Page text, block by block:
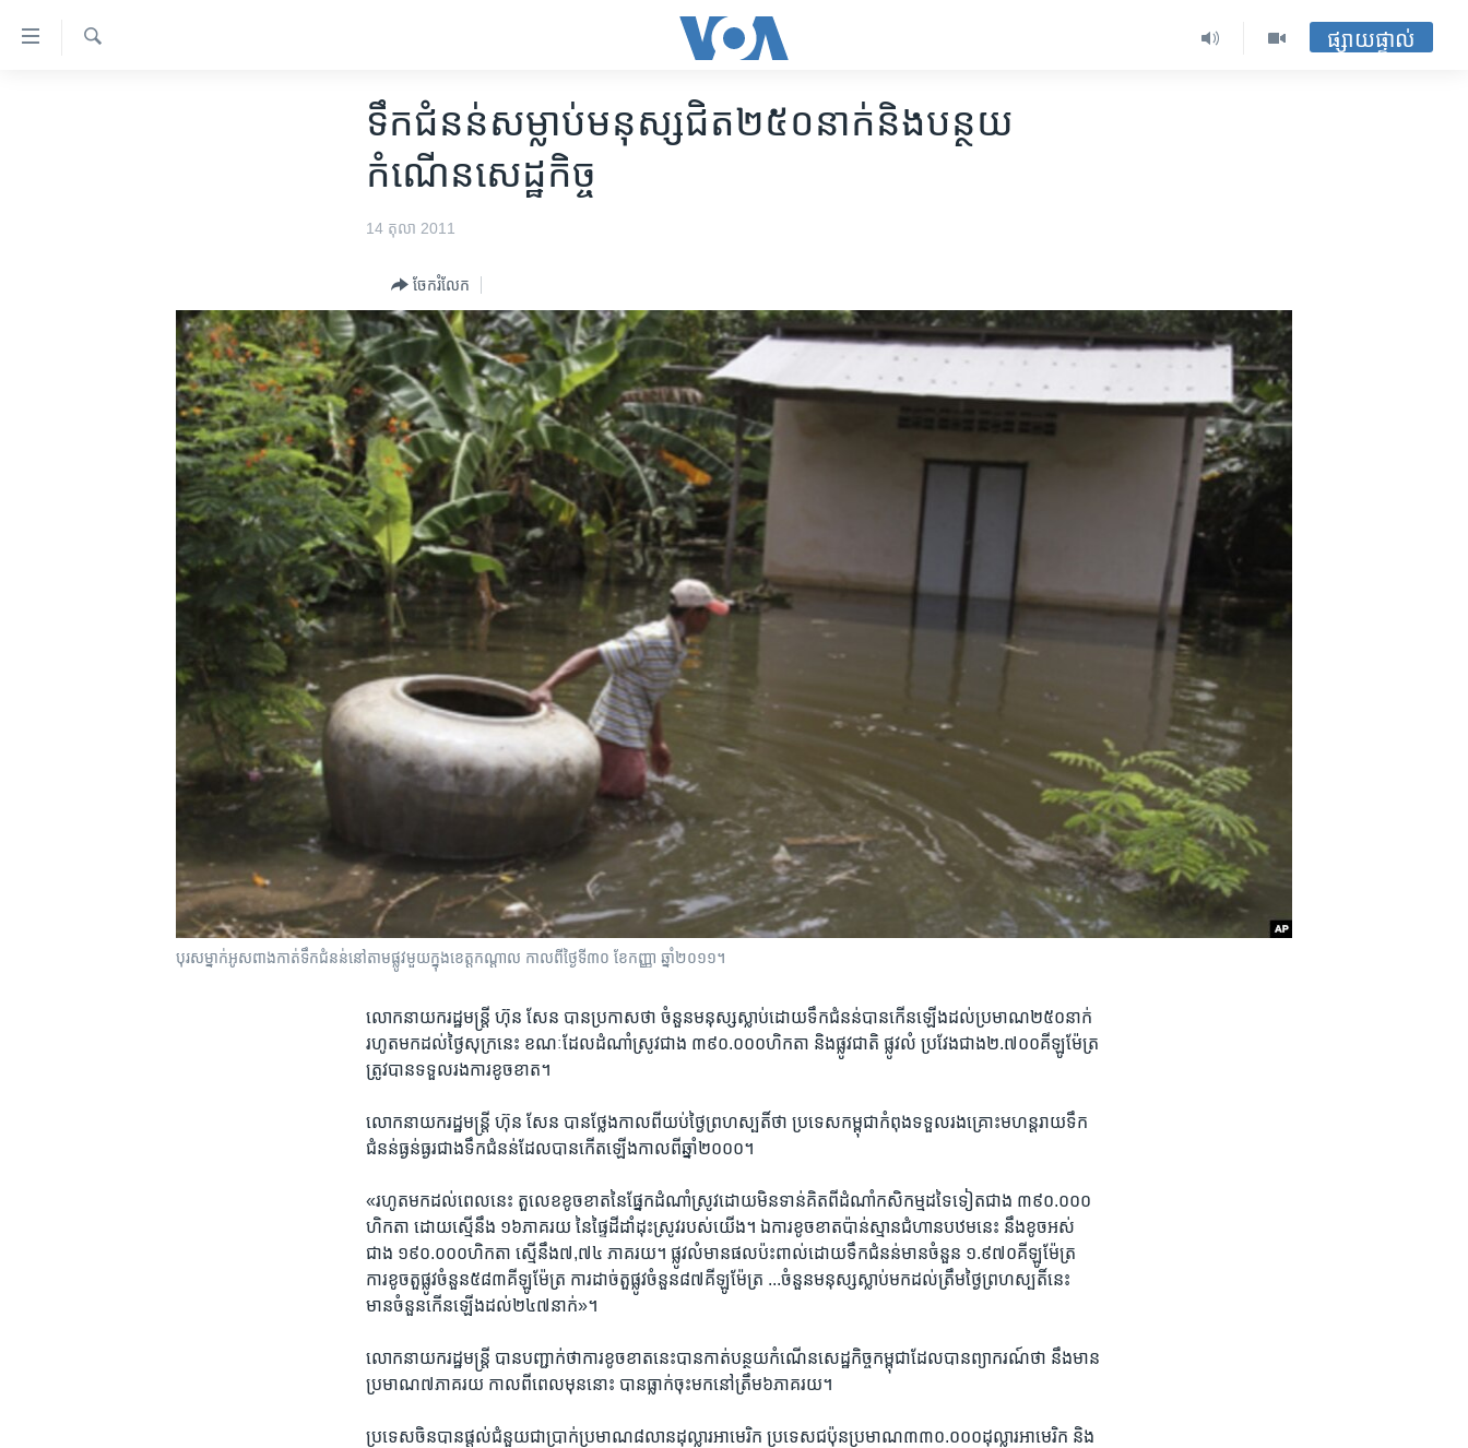
ទៅ​
ផ្សាយផ្ទាល់
ទឹក​ជំនន់​សម្លាប់​មនុស្ស​ជិត​២៥០​នាក់​និង​បន្ថយ​
កំណើន​សេដ្ឋកិច្ច​
14 តុលា 2011
ចែករំលែក
បុរស​ម្នាក់​អូស​ពាង​កាត់​ទឹក​ជំនន់​នៅ​តាម​ផ្លូវ​មួយ​ក្នុង​ខេត្ត​កណ្តាល​ កាល​ពី​ថ្ងៃ​ទី​៣០ ខែ​កញ្ញា ​ឆ្នាំ​២០១១។
លោក​នាយក​រដ្ឋមន្ត្រី​ ហ៊ុន​ សែន​ បាន​ប្រកាស​ថា​ ចំនួន​មនុស្ស​ស្លាប់​ដោយ​ទឹក​ជំនន់​បាន​កើន​ឡើង​ដល់​ប្រមាណ​២៥០​នាក់​
រហូត​មក​ដល់​ថ្ងៃ​សុក្រ​នេះ​ ខណៈ​ដែល​ដំណាំ​ស្រូវ​ជាង​ ៣៩០.០០០​ហិកតា ​និង​ផ្លូវ​ជាតិ​ ផ្លូវ​លំ​ ប្រវែង​ជាង​២.៧០០​គីឡូម៉ែត្រ​
ត្រូវ​បាន​ទទួល​រង​ការ​ខូចខាត។
លោក​នាយក​រដ្ឋមន្ត្រី ​ហ៊ុន ​សែន ​បាន​ថ្លែង​កាល​ពី​យប់​ថ្ងៃ​ព្រហស្បតិ៍​ថា​ ប្រទេស​កម្ពុជា​កំពុង​ទទួល​រង​គ្រោះ​មហន្តរាយ​ទឹក​
ជំនន់​ធ្ងន់ធ្ងរ​ជាង​ទឹក​ជំនន់​ដែល​បាន​កើត​ឡើង​កាលពី​ឆ្នាំ​២០០០។
«រហូត​មក​ដល់​ពេល​នេះ ​តួលេខ​ខូចខាត​នៃ​ផ្នែក​ដំណាំ​ស្រូវ​ដោយ​មិនទាន់​គិត​ពី​ដំណាំ​កសិកម្ម​ដទៃ​ទៀត​ជាង​ ៣៩០.០០០​
ហិកតា ​ដោយ​ស្មើ​នឹង​ ១៦​ភាគរយ​ នៃ​ផ្ទៃ​ដី​ដាំ​ដុះ​ស្រូវ​របស់​យើង។​ ឯ​ការខូចខាត​ប៉ាន់ស្មាន​ជំហាន​បឋម​នេះ​ នឹង​ខូច​អស់​
ជាង​ ១៩០.០០០​ហិកតា ​ស្មើនឹង​៧,៧៤ ​ភាគរយ។​ ផ្លូវ​លំ​មាន​ផល​ប៉ះពាល់​ដោយ​ទឹក​ជំនន់​មាន​ចំនួន​ ១.៩៧០​គីឡូម៉ែត្រ ​
ការ​ខូច​តួ​ផ្លូវ​ចំនួន​៥៨៣​គីឡូម៉ែត្រ​ ការ​ដាច់​តួផ្លូវ​ចំនួន​៨៧​គីឡូម៉ែត្រ​ ...ចំនួន​មនុស្ស​ស្លាប់​មក​ដល់​ត្រឹម​ថ្ងៃ​ព្រហស្បតិ៍​នេះ​
មាន​ចំនួន​កើន​ឡើង​ដល់​២៤៧​នាក់»។
លោក​នាយក​រដ្ឋមន្ត្រី ​បាន​បញ្ជាក់​ថា​ការ​ខូចខាត​នេះ​បាន​កាត់​បន្ថយ​កំណើន​សេដ្ឋកិច្ច​កម្ពុជាដែល​បាន​ព្យាករណ៍​ថា​ នឹង​មាន​
ប្រមាណ​៧​ភាគរយ​ កាល​ពី​ពេល​មុន​នោះ​ បាន​ធ្លាក់​ចុះ​មក​នៅ​ត្រឹម​៦​ភាគរយ។
ប្រទេស​ចិន​បាន​ផ្តល់​ជំនួយ​ជា​ប្រាក់​ប្រមាណ​៨​លាន​ដុល្លារ​អាមេរិក​ ប្រទេស​ជប៉ុន​ប្រមាណ​៣៣០.០០០​ដុល្លារ​អាមេរិក​ និង​